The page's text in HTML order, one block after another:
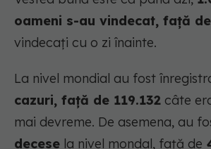
oameni s-au vindecat, față
vindecați cu o zi înainte.
La nivel mondial au fost
cazuri, față de 119.132 câte
mai devreme. De asemena, au
decese la nivel mondal, față de